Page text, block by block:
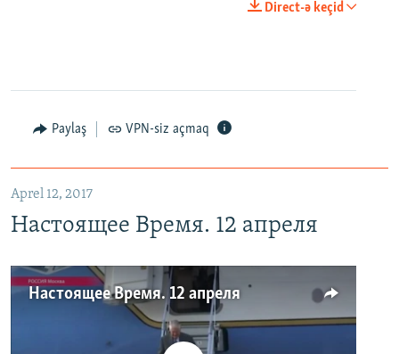
Direct-ə keçid
Paylaş VPN-siz açmaq
Aprel 12, 2017
Настоящее Время. 12 апреля
Настоящее Время. 12 апреля